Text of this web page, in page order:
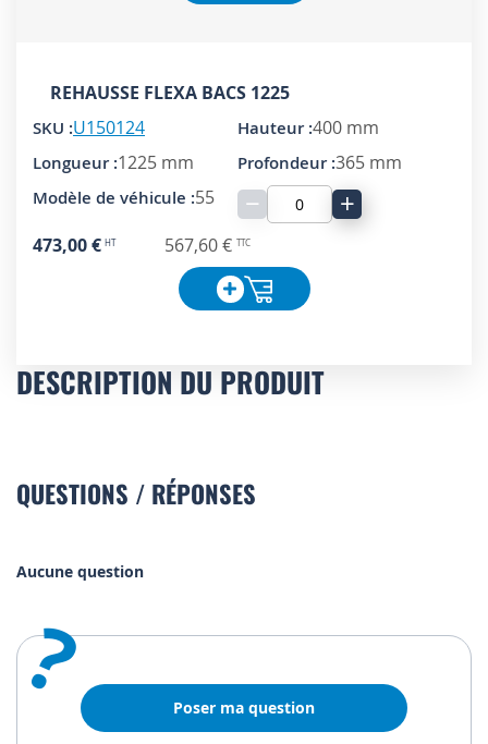
REHAUSSE FLEXA BACS 1225
U150124
400 mm
1225 mm
365 mm
55
− +
473,00 € 567,60 €
DESCRIPTION DU PRODUIT
QUESTIONS / RÉPONSES
Aucune question
? Poser ma question